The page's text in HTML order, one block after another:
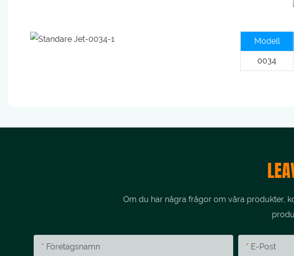
Modell
0034
Om du har några frågor om våra produkter,
Företagsnamn E-Post